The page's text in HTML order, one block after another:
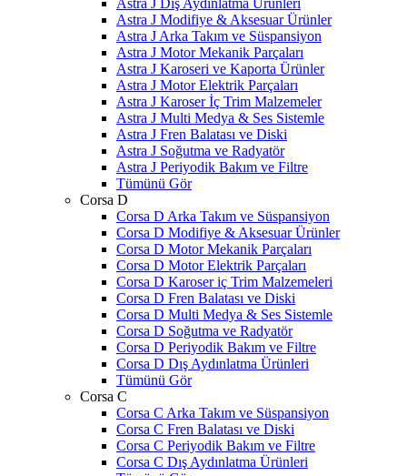
Astra J Dış Aydınlatma Ürünleri
Astra J Modifiye & Aksesuar Ürünler
Astra J Arka Takım ve Süspansiyon
Astra J Motor Mekanik Parçaları
Astra J Karoseri ve Kaporta Ürünler
Astra J Motor Elektrik Parçaları
Astra J Karoser İç Trim Malzemeler
Astra J Multi Medya & Ses Sistemle
Astra J Fren Balatası ve Diski
Astra J Soğutma ve Radyatör
Astra J Periyodik Bakım ve Filtre
Tümünü Gör
Corsa D
Corsa D Arka Takım ve Süspansiyon
Corsa D Modifiye & Aksesuar Ürünler
Corsa D Motor Mekanik Parçaları
Corsa D Motor Elektrik Parçaları
Corsa D Karoser iç Trim Malzemeleri
Corsa D Fren Balatası ve Diski
Corsa D Multi Medya & Ses Sistemle
Corsa D Soğutma ve Radyatör
Corsa D Periyodik Bakım ve Filtre
Corsa D Dış Aydınlatma Ürünleri
Tümünü Gör
Corsa C
Corsa C Arka Takım ve Süspansiyon
Corsa C Fren Balatası ve Diski
Corsa C Periyodik Bakım ve Filtre
Corsa C Dış Aydınlatma Ürünleri